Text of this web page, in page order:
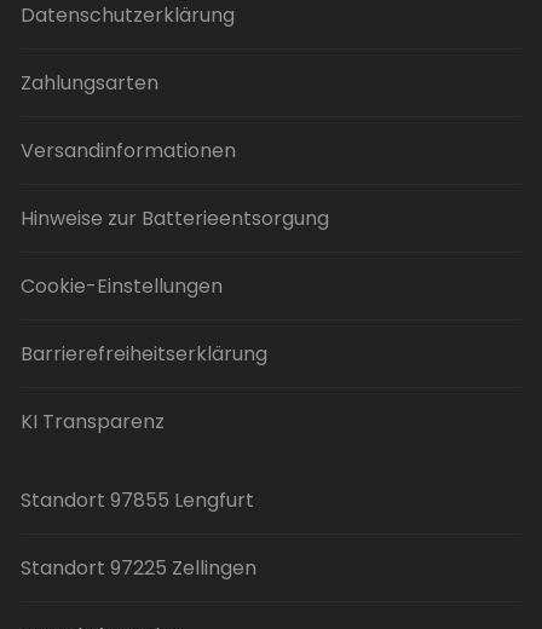
Datenschutzerklärung
Zahlungsarten
Versandinformationen
Hinweise zur Batterieentsorgung
Cookie-Einstellungen
Barrierefreiheitserklärung
KI Transparenz
Standort 97855 Lengfurt
Standort 97225 Zellingen